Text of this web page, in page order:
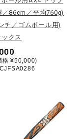
／86cm／平均760g)
チ／ゴムボール用)
クス
格 ¥50,000)